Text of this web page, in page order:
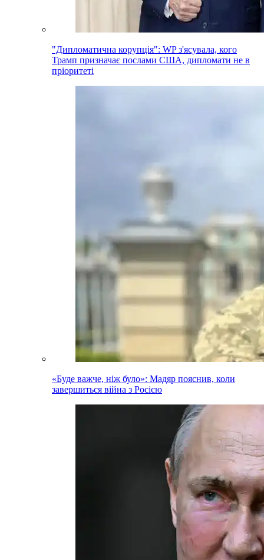
"Дипломатична корупція": WP з'ясувала, кого
Трамп призначає послами США, дипломати не в
пріоритеті
«Буде важче, ніж було»: Мадяр пояснив, коли
завершиться війна з Росією